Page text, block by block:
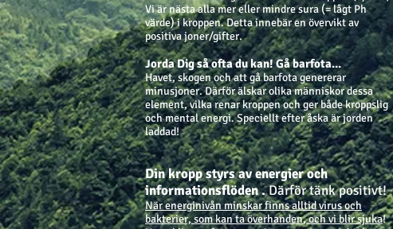
Vi är nästa alla mer eller mindre sura (= lågt Ph
värde) i kroppen. Detta innebär en övervikt av
positiva joner/gifter.
Jorda Dig så ofta du kan! Gå barfota...
Havet, skogen och att gå barfota genererar
minusjoner. Därför älskar olika människor dessa
element, vilka renar kroppen och ger både kroppslig
och mental energi. Speciellt efter åska är jorden
laddad!
Din kropp styrs av energier och
informationsflöden .Därför tänk positivt!
När energinivån minskar finns alltid virus och
bakterier, som kan ta överhanden,och vi blir sjuka!